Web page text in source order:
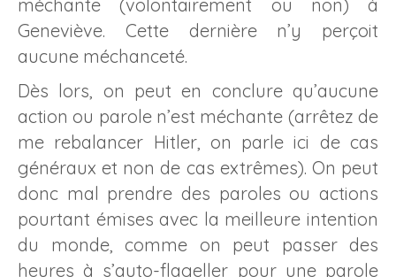
méchante (volontairement ou non) à
Geneviève. Cette dernière n’y perçoit
aucune méchanceté.
Dès lors, on peut en conclure qu’aucune
action ou parole n’est méchante (arrêtez de
me rebalancer Hitler, on parle ici de cas
généraux et non de cas extrêmes). On peut
donc mal prendre des paroles ou actions
pourtant émises avec la meilleure intention
du monde, comme on peut passer des
heures à s’auto-flageller pour une parole